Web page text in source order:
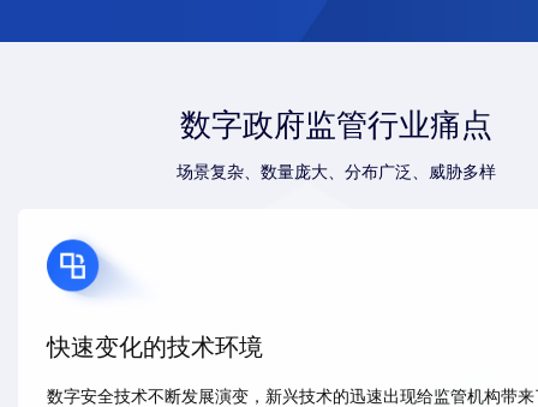
数字政府监管行业痛点
场景复杂、数量庞大、分布广泛、威胁多样
快速变化的技术环境
数字安全技术不断发展演变，新兴技术的迅速出现给监管机构带